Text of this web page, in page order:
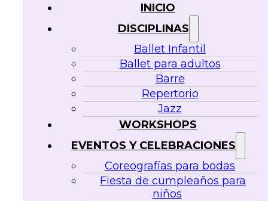
INICIO
DISCIPLINAS
Ballet Infantil
Ballet para adultos
Barre
Repertorio
Jazz
WORKSHOPS
EVENTOS Y CELEBRACIONES
Coreografías para bodas
Fiesta de cumpleaños para
niños